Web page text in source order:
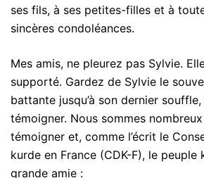
ses fils, à ses petites-filles et à
sincères condoléances.
Mes amis, ne pleurez pas Sylvie.
supporté. Gardez de Sylvie le
battante jusqu’à son dernier
témoigner. Nous sommes
témoigner et, comme l’écrit le
kurde en France (CDK-F), le peuple
grande amie :